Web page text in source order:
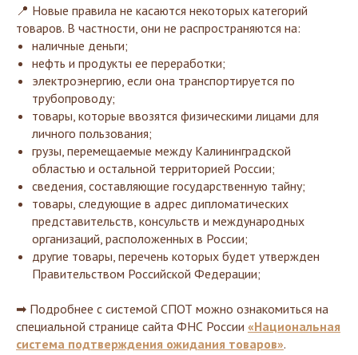
📍 Новые правила не касаются некоторых категорий
товаров. В частности, они не распространяются на:
наличные деньги;
нефть и продукты ее переработки;
электроэнергию, если она транспортируется по
трубопроводу;
товары, которые ввозятся физическими лицами для
личного пользования;
грузы, перемещаемые между Калининградской
областью и остальной территорией России;
сведения, составляющие государственную тайну;
товары, следующие в адрес дипломатических
представительств, консульств и международных
организаций, расположенных в России;
другие товары, перечень которых будет утвержден
Правительством Российской Федерации;
➡ Подробнее с системой СПОТ можно ознакомиться на
специальной странице сайта ФНС России «Национальная
система подтверждения ожидания товаров».